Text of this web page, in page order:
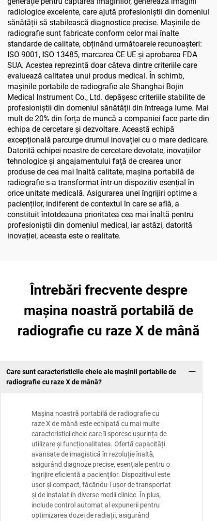
radiologice excelente, care ajută profesioniștii din domeniul
sănătății să stabilească diagnostice precise. Mașinile de
radiografie sunt fabricate conform celor mai înalte
standarde de calitate, obținând următoarele recunoașteri:
ISO 9001, ISO 13485, marcarea CE UE și aprobarea FDA
SUA. Acestea reprezintă doar câteva dintre criteriile care
evaluează calitatea unui produs medical. În schimb,
mașinile portabile de radiografie ale Shanghai Bojin
Medical Instrument Co., Ltd. depășesc criteriile stabilite de
profesioniștii din domeniul sănătății din întreaga lume. Mai
mult de 20% din forța de muncă a companiei face parte din
echipa de cercetare și dezvoltare. Această echipă
excepțională parcurge drumul inovației cu o mare dedicare.
Datorită echipei noastre de cercetare devotate, inovațiilor
tehnologice și angajamentului față de crearea unor
produse de cea mai înaltă calitate, mașina portabilă de
radiografie s-a transformat într-un dispozitiv esențial în
orice unitate medicală. Asigurarea unei îngrijiri optime a
pacienților, indiferent de contextul în care se află, a
constituit întotdeauna prioritatea cea mai înaltă pentru
profesioniștii din domeniul medical, iar astăzi, datorită
inovației, aceasta este o realitate.
Întrebări frecvente despre
mașina noastră portabilă de
radiografie cu raze X de mână
Care sunt caracteristicile cheie ale mașinii portabile de
radiografie cu raze X de mână?
Mașina noastră portabilă de radiografie cu
raze X de mână este echipată cu mai multe
caracteristici cheie care îi sporesc ușurința de
utilizare și funcționalitatea. Ofertă capacități
avansate de imagistică în rezoluție înaltă,
asigurând diagnoze precise, esențiale pentru o
îngrijire eficientă a pacienților. Dispozitivul este
ușor și compact, făcându-l ușor de transportat
și de instalat în diverse medii clinice. În plus,
include control automat al expunerii pentru
optimizarea dozei de radiații, asigurând